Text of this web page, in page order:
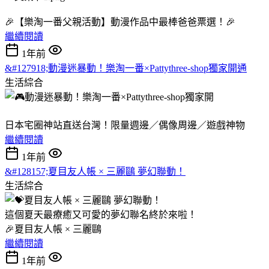
🎉【樂淘一番父親活動】動漫作品中最棒爸爸票選！🎉
繼續閱讀
1年前
&#127918;動漫迷暴動！樂淘一番×Pattythree-shop獨家開通
生活綜合
日本宅圈神站直送台灣！限量週邊／偶像周邊／遊戲神物
繼續閱讀
1年前
&#128157;夏目友人帳 × 三麗鷗 夢幻聯動！
生活綜合
這個夏天最療癒又可愛的夢幻聯名終於來啦！
🎉夏目友人帳 × 三麗鷗
繼續閱讀
1年前